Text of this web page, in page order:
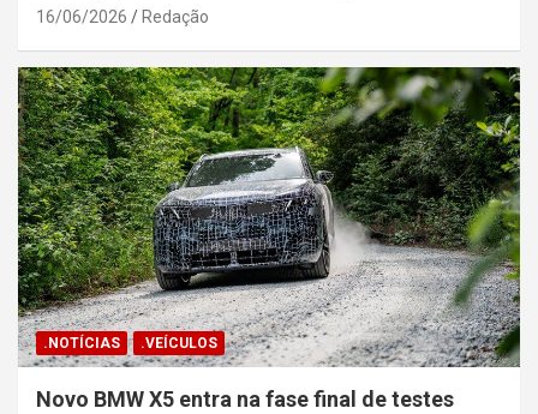
16/06/2026 Redação
.NOTÍCIAS .VEÍCULOS
Novo BMW X5 entra na fase final de testes